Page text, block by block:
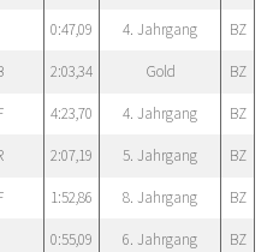
0:47,09 4. Jahrgang BZ
2:03,34 Gold BZ
4:23,70 4. Jahrgang BZ
2:07,19 5. Jahrgang BZ
1:52,86 8. Jahrgang BZ
0:55,09 6. Jahrgang BZ